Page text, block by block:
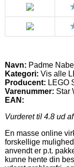
Navn: Padme
Kategori: Vis alle
Producent: LEGO
Varenummer: Star
EAN:
Vurderet til 4.8 ud
En masse online
forskellige
anvendt er p.t.
kunne hente din